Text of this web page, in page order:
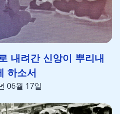
내려간 신앙이 뿌리내
하소서
06월 17일